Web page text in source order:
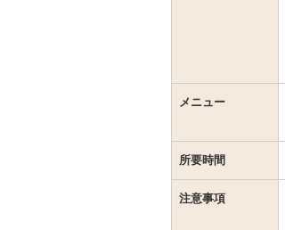
メニュー
所要時間
注意事項